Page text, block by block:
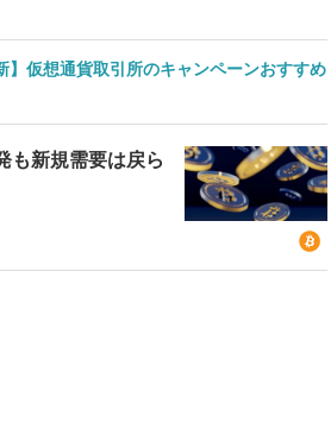
】仮想通貨取引所のキャンペーンおすすめ
も新規需要は戻ら